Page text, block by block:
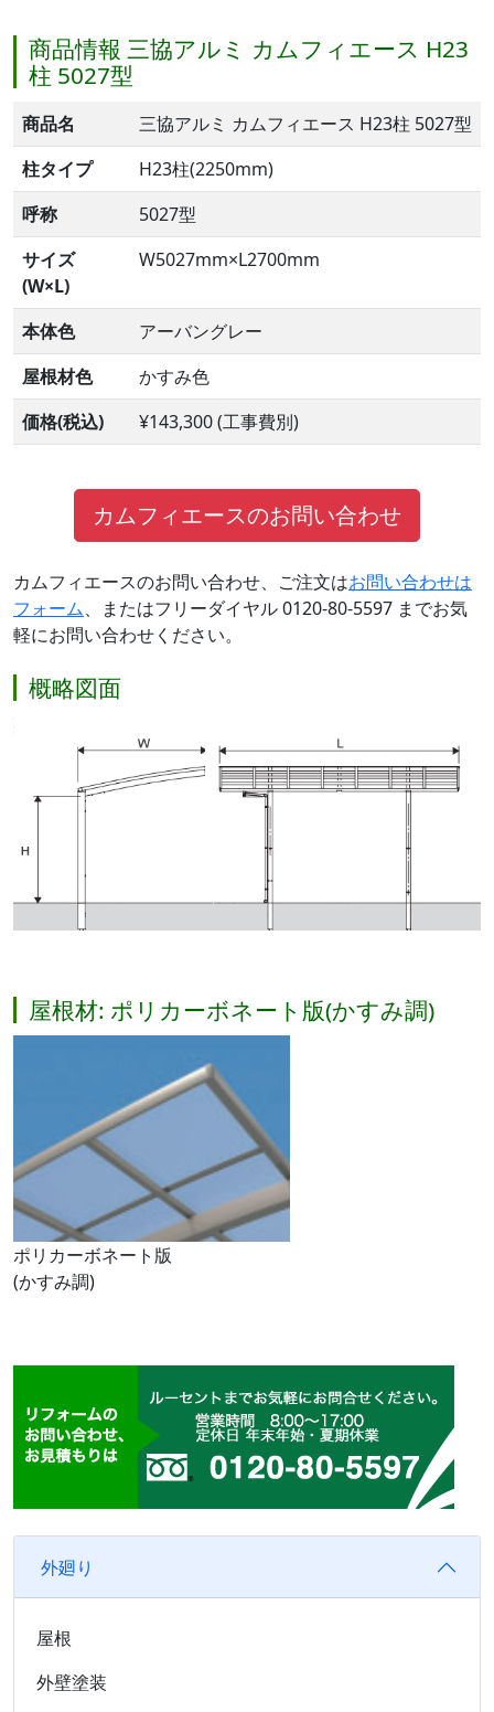
商品情報 三協アルミ カムフィエース H23
柱 5027型
商品名
三協アルミ カムフィエース H23柱 5027型
柱タイプ
H23柱(2250mm)
呼称
5027型
サイズ
(W×L)
W5027mm×L2700mm
本体色
アーバングレー
屋根材色
かすみ色
価格(税込)
¥143,300 (工事費別)
カムフィエースのお問い合わせ
カムフィエースのお問い合わせ、ご注文はお問い合わせは
フォーム、またはフリーダイヤル 0120-80-5597 までお気
軽にお問い合わせください。
概略図面
屋根材: ポリカーボネート版(かすみ調)
ポリカーボネート版
(かすみ調)
外廻り
屋根
外壁塗装